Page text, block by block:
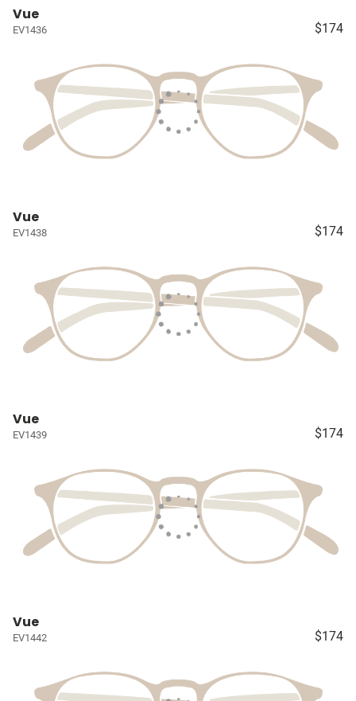
Vue
EV1436 $174
Vue
EV1438 $174
Vue
EV1439 $174
Vue
EV1442 $174